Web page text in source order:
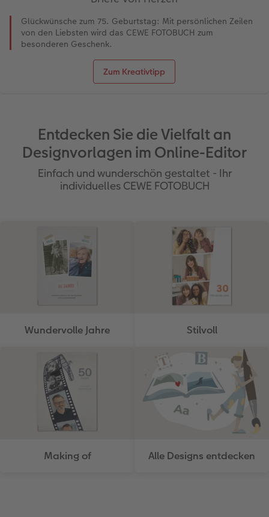
Glückwünsche zum 75. Geburtstag: Mit persönlichen Zeilen
von den Liebsten wird das CEWE FOTOBUCH zum
besonderen Geschenk.
Zum Kreativtipp
Entdecken Sie die Vielfalt an
Designvorlagen im Online-Editor
Einfach und wunderschön gestaltet - Ihr
individuelles CEWE FOTOBUCH
Wundervolle Jahre Stilvoll
Making of Alle Designs entdecken